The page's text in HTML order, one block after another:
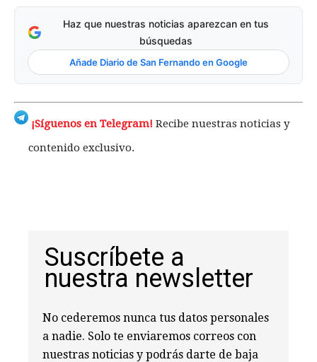
Haz que nuestras noticias aparezcan en tus
búsquedas
Añade Diario de San Fernando en Google
¡Síguenos en Telegram! Recibe nuestras noticias y
contenido exclusivo.
Suscríbete a
nuestra newsletter
No cederemos nunca tus datos personales
a nadie. Solo te enviaremos correos con
nuestras noticias y podrás darte de baja